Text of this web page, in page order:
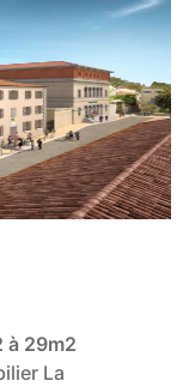
à 29m2
La